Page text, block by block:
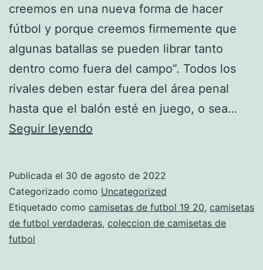
creemos en una nueva forma de hacer
fútbol y porque creemos firmemente que
algunas batallas se pueden librar tanto
dentro como fuera del campo”. Todos los
rivales deben estar fuera del área penal
hasta que el balón esté en juego, o sea…
Seguir leyendo
replicas
nios
Publicada el 30 de agosto de 2022
Categorizado como Uncategorized
Etiquetado como camisetas de futbol 19 20, camisetas
de futbol verdaderas, coleccion de camisetas de
futbol